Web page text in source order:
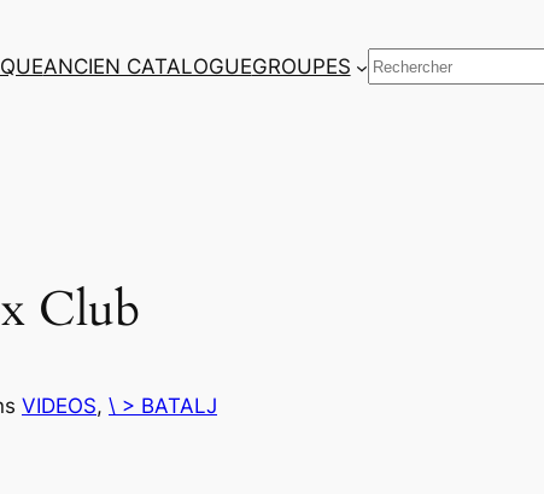
ANCIEN CATALOGUEGROUPES Rechercher
Club
VIDEOS, \ > BATALJ